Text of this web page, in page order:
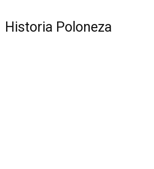
Historia Poloneza